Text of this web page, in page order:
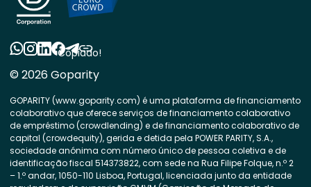
© 2026 Goparity
GOPARITY (www.goparity.com) é uma plataforma de financiamento
colaborativo que oferece serviços de financiamento colaborativo
de empréstimo (crowdlending) e de financiamento colaborativo de
capital (crowdequity), gerida e detida pela POWER PARITY, S.A.,
sociedade anónima com número único de pessoa coletiva e de
identificação fiscal 514373822, com sede na Rua Filipe Folque, n.º 2
– 1.º andar, 1050-110 Lisboa, Portugal, licenciada junto da entidade
Copiado!